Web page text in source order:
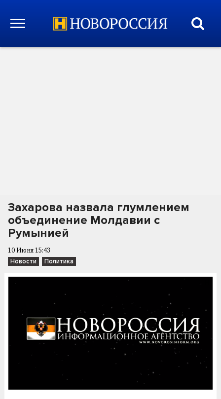
Захарова назвала глумлением
объединение Молдавии с
Румынией
10 Июня 15:43
Новости Политика